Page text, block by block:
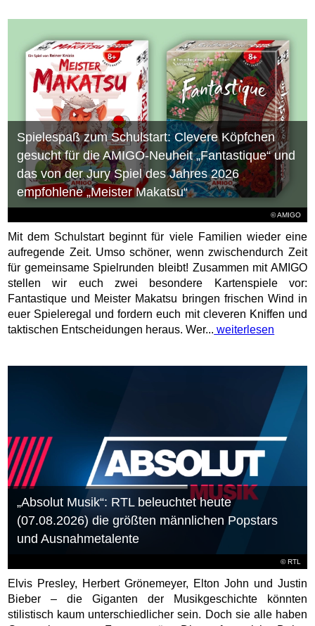
© AMIGO
Spielespaß zum Schulstart: Clevere Köpfchen
gesucht für die AMIGO-Neuheit „Fantastique“ und
das von der Jury Spiel des Jahres 2026
empfohlene „Meister Makatsu“
Mit dem Schulstart beginnt für viele Familien wieder eine
aufregende Zeit. Umso schöner, wenn zwischendurch Zeit
für gemeinsame Spielrunden bleibt! Zusammen mit AMIGO
stellen wir euch zwei besondere Kartenspiele vor:
Fantastique und Meister Makatsu bringen frischen Wind in
euer Spieleregal und fordern euch mit cleveren Kniffen und
taktischen Entscheidungen heraus. Wer... weiterlesen
©RTL
„Absolut Musik“: RTL beleuchtet heute
(07.08.2026) die größten männlichen Popstars
und Ausnahmetalente
Elvis Presley, Herbert Grönemeyer, Elton John und Justin
Bieber – die Giganten der Musikgeschichte könnten
stilistisch kaum unterschiedlicher sein. Doch sie alle haben